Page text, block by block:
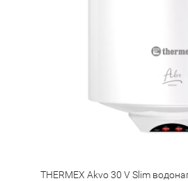
THERMEX Akvo 30 V Slim